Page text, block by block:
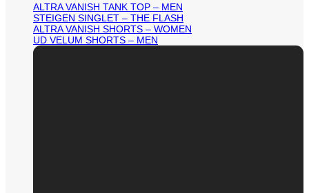
ALTRA VANISH TANK TOP – MEN
STEIGEN SINGLET – THE FLASH
ALTRA VANISH SHORTS – WOMEN
UD VELUM SHORTS – MEN